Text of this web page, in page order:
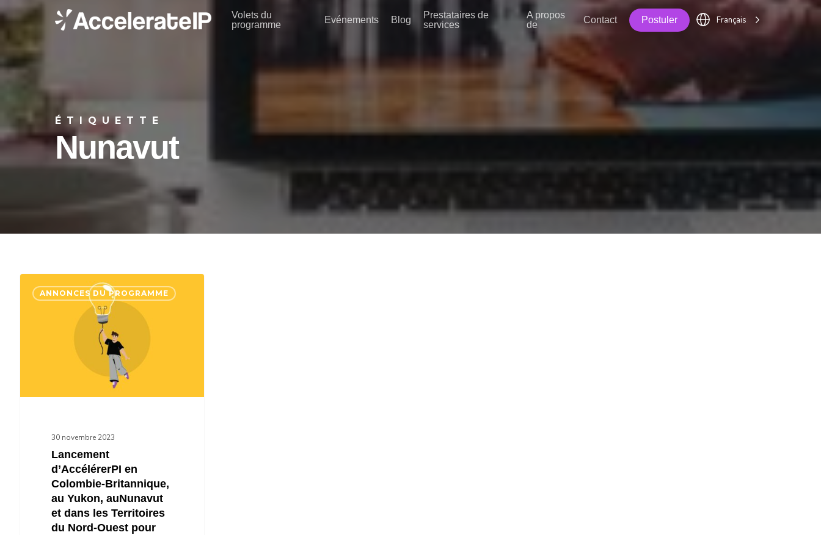
Skip
main
content
Volets du
programme
Evénements Blog
Prestataires de
services
A propos
de
Contact Postuler Français
ÉTIQUETTE
Nunavut
d’AccélérerPI
Yukon,
Territoires
ANNONCES DU PROGRAMME
30 novembre 2023
Lancement
d’AccélérerPI en
Colombie-Britannique,
au Yukon, auNunavut
et dans les Territoires
du Nord-Ouest pour